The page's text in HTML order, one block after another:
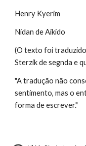
Henry Kyerim
Nidan de Aikido
(O texto foi
Sterzik de segnda e
"A tradução não
sentimento, mas o
forma de escrever."